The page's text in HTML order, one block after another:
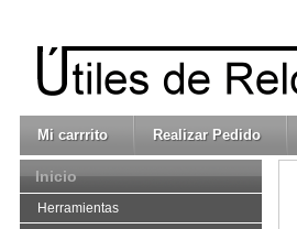
Mi carrrito Realizar Pedido
Inicio
Herramientas